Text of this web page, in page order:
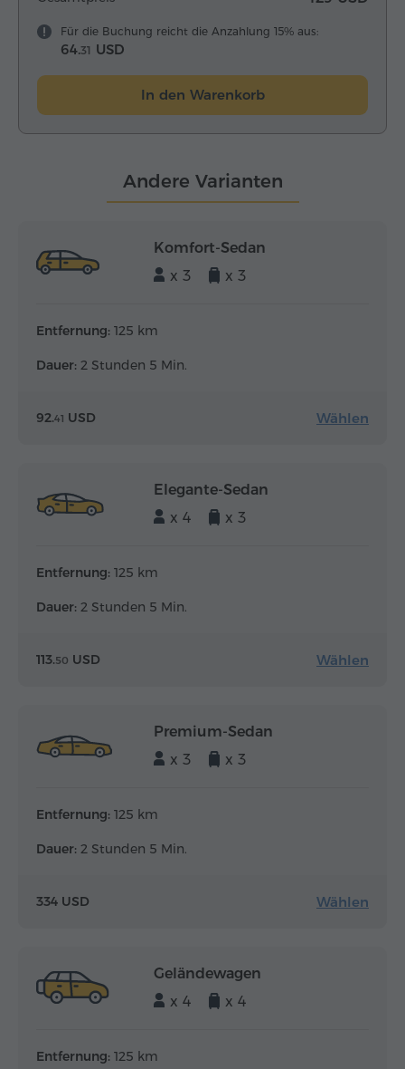
Für die Buchung reicht die Anzahlung 15% aus:
64.31 USD
In den Warenkorb
Andere Varianten
Komfort-Sedan
x 3
x 3
Entfernung: 125 km
Dauer: 2 Stunden 5 Min.
92.41 USD Wählen
Elegante-Sedan
x 4
x 3
Entfernung: 125 km
Dauer: 2 Stunden 5 Min.
113.50 USD Wählen
Premium-Sedan
x 3
x 3
Entfernung: 125 km
Dauer: 2 Stunden 5 Min.
334 USD Wählen
Geländewagen
x 4
x 4
Entfernung: 125 km